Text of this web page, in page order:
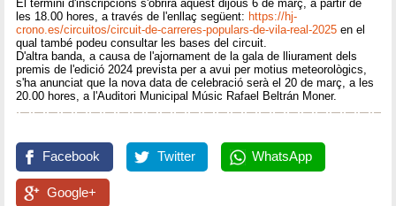
El termini d'inscripcions s'obrirà aquest dijous 6 de març, a partir de
les 18.00 hores, a través de l'enllaç següent: https://hj-
crono.es/circuitos/circuit-de-carreres-populars-de-vila-real-2025 en el
qual també podeu consultar les bases del circuit.
D'altra banda, a causa de l'ajornament de la gala de lliurament dels
premis de l'edició 2024 prevista per a avui per motius meteorològics,
s'ha anunciat que la nova data de celebració serà el 20 de març, a les
20.00 hores, a l'Auditori Municipal Músic Rafael Beltrán Moner.
Facebook Twitter WhatsApp
Google+